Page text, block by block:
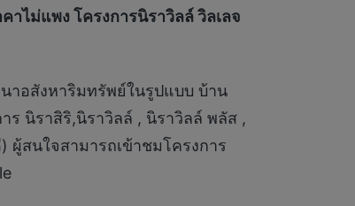
าไม่แพง โครงการนิราวิลล์ วิลเลจ
าอสังหาริมทรัพย์ในรูปแบบ บ้าน
นิราสิริ,นิราวิลล์ , นิราวิลล์ พลัส ,
ผู้สนใจสามารถเข้าชมโครงการ